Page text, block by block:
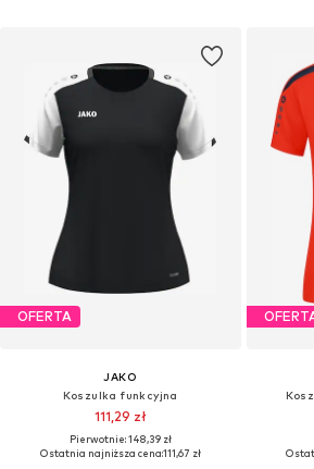
OFERTA
JAKO
Koszulka funkcyjna
111,29 zł
Pierwotnie: 148,39 zł
Ostatnia najniższa cena:111,67 zł